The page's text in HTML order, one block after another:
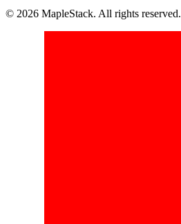
© 2026 MapleStack. All rights reserved.